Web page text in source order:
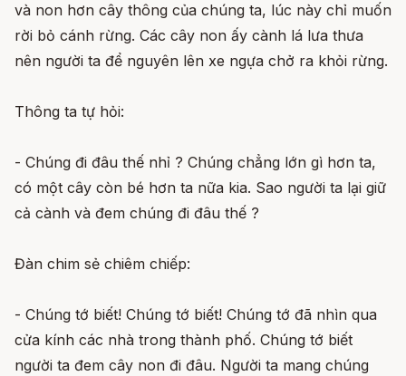
và non hơn cây thông của chúng ta, lúc này chỉ muốn
rời bỏ cánh rừng. Các cây non ấy cành lá lưa thưa
nên người ta để nguyên lên xe ngựa chở ra khỏi rừng.
Thông ta tự hỏi:
- Chúng đi đâu thế nhỉ ? Chúng chẳng lớn gì hơn ta,
có một cây còn bé hơn ta nữa kia. Sao người ta lại giữ
cả cành và đem chúng đi đâu thế ?
Đàn chim sẻ chiêm chiếp:
- Chúng tớ biết! Chúng tớ biết! Chúng tớ đã nhìn qua
cửa kính các nhà trong thành phố. Chúng tớ biết
người ta đem cây non đi đâu. Người ta mang chúng